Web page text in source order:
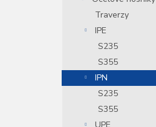
Traverzy
IPE
S235
S355
IPN
S235
S355